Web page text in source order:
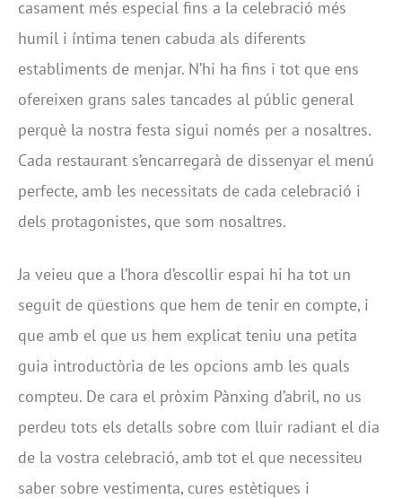
casament més especial fins a la celebració més
humil i íntima tenen cabuda als diferents
establiments de menjar. N’hi ha fins i tot que ens
ofereixen grans sales tancades al públic general
perquè la nostra festa sigui només per a nosaltres.
Cada restaurant s’encarregarà de dissenyar el menú
perfecte, amb les necessitats de cada celebració i
dels protagonistes, que som nosaltres.
Ja veieu que a l’hora d’escollir espai hi ha tot un
seguit de qüestions que hem de tenir en compte, i
que amb el que us hem explicat teniu una petita
guia introductòria de les opcions amb les quals
compteu. De cara el pròxim Pànxing d’abril, no us
perdeu tots els detalls sobre com lluir radiant el dia
de la vostra celebració, amb tot el que necessiteu
saber sobre vestimenta, cures estètiques i